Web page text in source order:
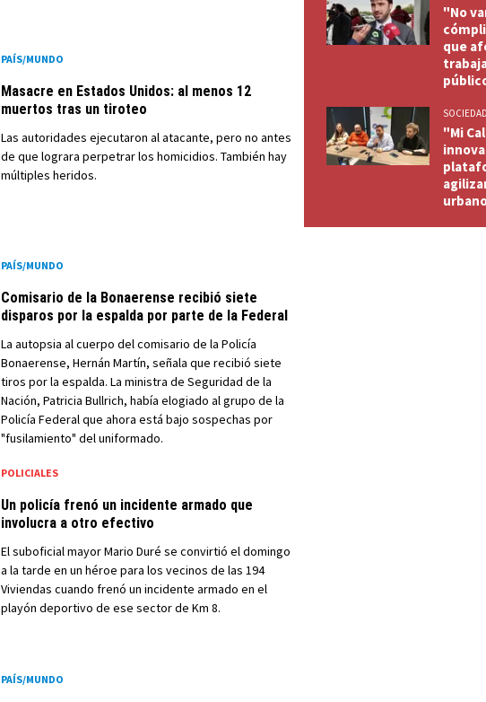
PAÍS/MUNDO
Masacre en Estados Unidos: al menos 12
muertos tras un tiroteo
Las autoridades ejecutaron al atacante, pero no antes
de que lograra perpetrar los homicidios. También hay
múltiples heridos.
PAÍS/MUNDO
Comisario de la Bonaerense recibió siete
disparos por la espalda por parte de la Federal
La autopsia al cuerpo del comisario de la Policía
Bonaerense, Hernán Martín, señala que recibió siete
tiros por la espalda. La ministra de Seguridad de la
Nación, Patricia Bullrich, había elogiado al grupo de la
Policía Federal que ahora está bajo sospechas por
"fusilamiento" del uniformado.
POLICIALES
Un policía frenó un incidente armado que
involucra a otro efectivo
El suboficial mayor Mario Duré se convirtió el domingo
a la tarde en un héroe para los vecinos de las 194
Viviendas cuando frenó un incidente armado en el
playón deportivo de ese sector de Km 8.
PAÍS/MUNDO
"No
que
SOCIEDAD
"Mi